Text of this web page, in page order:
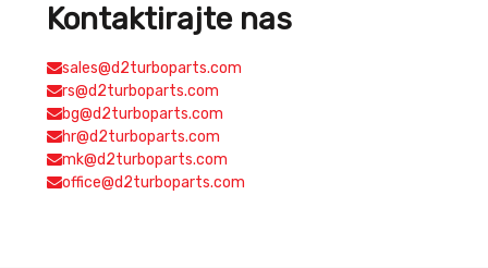
Kontaktirajte nas
sales@d2turboparts.com
rs@d2turboparts.com
bg@d2turboparts.com
hr@d2turboparts.com
mk@d2turboparts.com
office@d2turboparts.com